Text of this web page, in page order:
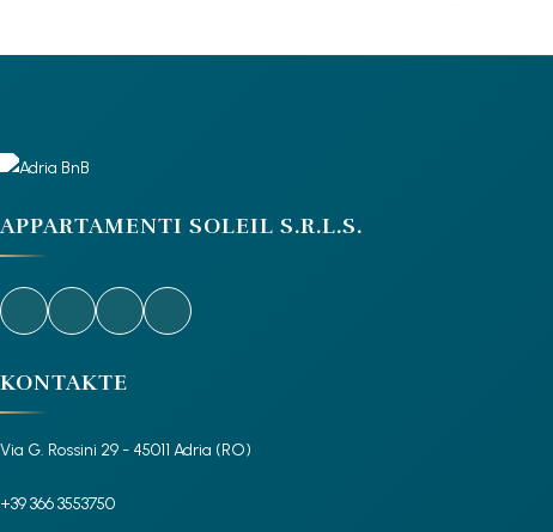
APPARTAMENTI SOLEIL S.R.L.S.
KONTAKTE
Via G. Rossini 29 - 45011 Adria (RO)
+39 366 3553750